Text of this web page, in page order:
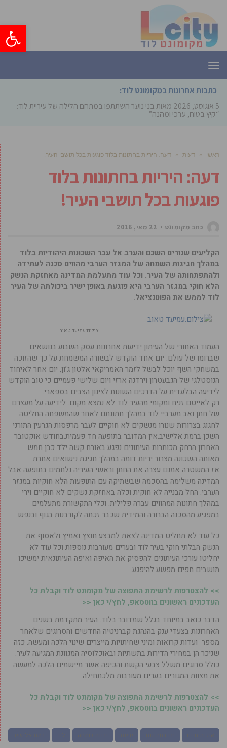
פתח
תפריט
כתבות אחרונות במקומונט לוד:
5 אוגוסט, 2026
מאות בני נוער השתתפו במתחם הלילה של עיריית לוד:
“קיץ בטוח, ערכי ומהנה”
ראשי » דעות » דעה: היריות בחתונות בלוד פוגעות בכל תושבי העיר!
דעה: היריות בחתונות בלוד
פוגעות בכל תושבי העיר!
כתב מקומונט 22 מאי, 2016
הקליעים שנורים השכם והערב אל עבר השכונות היהודיות בלוד
במהלך חגיגות השמחה של המגזר הערבי מהווים סכנה לעתידה
ולהתפתחותה של העיר. וכל עוד מתעלמת המדינה מאחזקת הנשק
הלא חוקי במגזר הערבי היא פוגעת באופן ישיר ביכולתה של העיר
לוד לממש את הפוטנציאל.
צילום:עמיעד טאוב
העמוד האחורי של העיתון ידיעות אחרונות עסק השבוע בנושאים
שברומו של עולם. יום אחד הוקדש לבשורה המשמחת על כך שהזוכה
במשחקי השף יוכל לבשל לזמר האמריקאי אלטון ג’ון, יום אחר לאיחוד
הנוסטלגי של הגבעטרון וירדנה ארזי ויום שלישי פעמיים כי טוב הוקדש
לידיעה הבלעדית על הדרכים השונות לצינון הצבים בספארי.
רק לאייטם זניח ומקומי מהעיר לוד לא נמצא מקום. לידיעה על מעצרם
של חתן ואב מערביי לוד במהלך חתונתם לאחר שהמשפחה החליטה
לחגוג בצרורות שנורו מנשקים לא חוקיים לעבר מרפסות הגרעין התורני
השכן ברמת אלישיב.אין המדובר בתופעה חד פעמית.בחודש אוקטובר
האחרון הרחק מכותרות העיתונים נפגע באורח קשה ילד כבן חמש
מאותה השכונה מצרור יריות דומה במהלך חגיגת נישואים אחרת.
אז המשטרה אמנם עצרה את החתן וראשי העיריה נלחמים בתופעה אבל
המדינה משלימה בהסכמה שבשתיקה עם התופעות הלא חוקיות במגזר
הערבי. החל מבנייה לא חוקית וכלה באחזקת נשקים לא חוקיים וירי
במהלך חתונות המהווים עברה פלילית. וכלי התקשורת מתעלמים
במפגיע מהסכנה הברורה והמידית שכבר זכתה לקורבנות בגוף ובנפש.
כל עוד לא תחליט המדינה לצאת למבצע חוצץ ואמיץ ולאסוף את
הנשק הבלתי חוקי בעיר לוד ובערים מעורבות נוספות וכל עוד לא
יחליטו עורכי העיתונים להפסיק את האיפה ואיפה העיתונאית ימשיכו
תושבים חפים מפשע להיפגע.
>> להצטרפות לרשימת התפוצה של מקומונט לוד וקבלת כל
העדכונים ראשונים בווטסאפ, לחץ/י כאן <<
הדבר כואב במיוחד בגלל שמדובר בלוד. העיר מתקדמת בשנים
האחרונות בצעדי ענק בהנהגת קברניטיה החדשים והסרוגים שלאחר
מספר ועדות קרואות ומיני שחיתויות מייצרים שינוי הלכה ומעשה. כזה
שניכר הן במחירי הדירות בתשתיות ובאוכלוסיה המגוונת המגיעה לעיר.
כולל סרוגים משלל צבעי הקשת והכיפה אשר מיישמים הלכה למעשה
את מצוות המגורים בערים מעורבות מלכתחילה.
>> להצטרפות לרשימת התפוצה של מקומונט לוד וקבלת כל
העדכונים ראשונים בווטסאפ, לחץ/י כאן <<